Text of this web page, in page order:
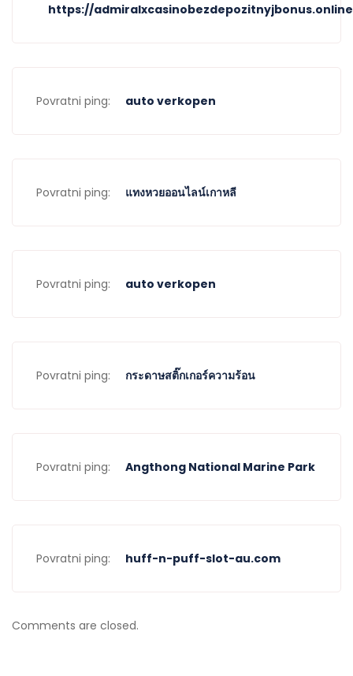
https://
Povratni ping: auto verkopen
Povratni ping: แทงหวยออนไลน์เกาหลี
Povratni ping: auto verkopen
Povratni ping: กระดาษสติ๊กเกอร์ความร้อน
Povratni ping: Angthong National Marine Park
Povratni ping: huff-n-puff-slot-au.com
Comments are closed.